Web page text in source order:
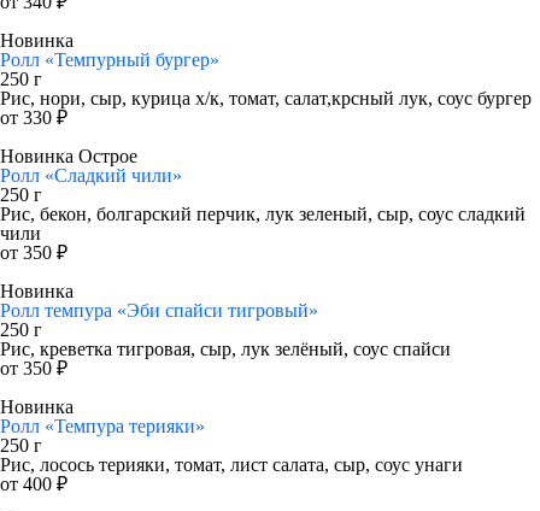
Новинка
Ролл «Темпурный бургер»
250 г
Рис, нори, сыр, курица х/к, томат, салат,крсный лук, соус бургер
от 330 ₽
Новинка Острое
Ролл «Сладкий чили»
250 г
Рис, бекон, болгарский перчик, лук зеленый, сыр, соус сладкий
чили
от 350 ₽
Новинка
Ролл темпура «Эби спайси тигровый»
250 г
Рис, креветка тигровая, сыр, лук зелёный, соус спайси
от 350 ₽
Новинка
Ролл «Темпура терияки»
250 г
Рис, лосось терияки, томат, лист салата, сыр, соус унаги
от 400 ₽